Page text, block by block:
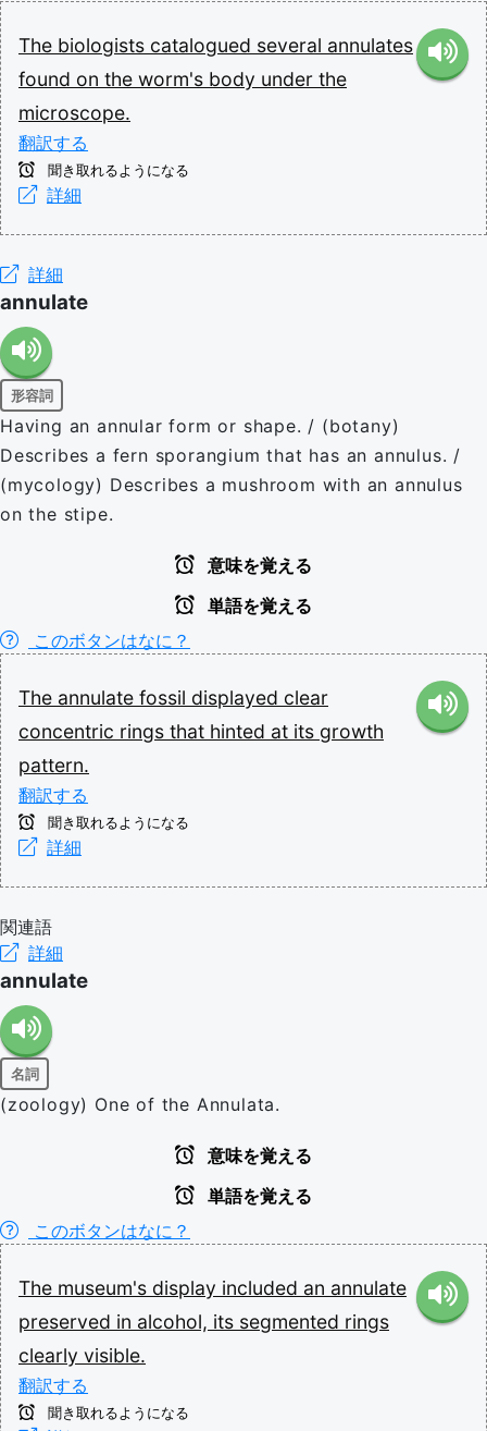
The biologists catalogued several annulates
found on the worm's body under the
microscope.
翻訳する
聞き取れるようになる
詳細
詳細
annulate
形容詞
Having an annular form or shape. / (botany)
Describes a fern sporangium that has an annulus. /
(mycology) Describes a mushroom with an annulus
on the stipe.
意味を覚える
単語を覚える
このボタンはなに？
The annulate fossil displayed clear
concentric rings that hinted at its growth
pattern.
翻訳する
聞き取れるようになる
詳細
関連語
詳細
annulate
名詞
(zoology) One of the Annulata.
意味を覚える
単語を覚える
このボタンはなに？
The museum's display included an annulate
preserved in alcohol, its segmented rings
clearly visible.
翻訳する
聞き取れるようになる